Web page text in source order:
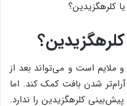
است و می‌تواند بعد از
شدن بافت کمک کند. اما
کلرهگزیدین را ندارد.